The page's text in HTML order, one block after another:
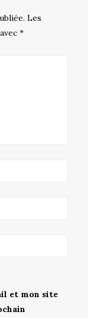
Les
*
et mon site